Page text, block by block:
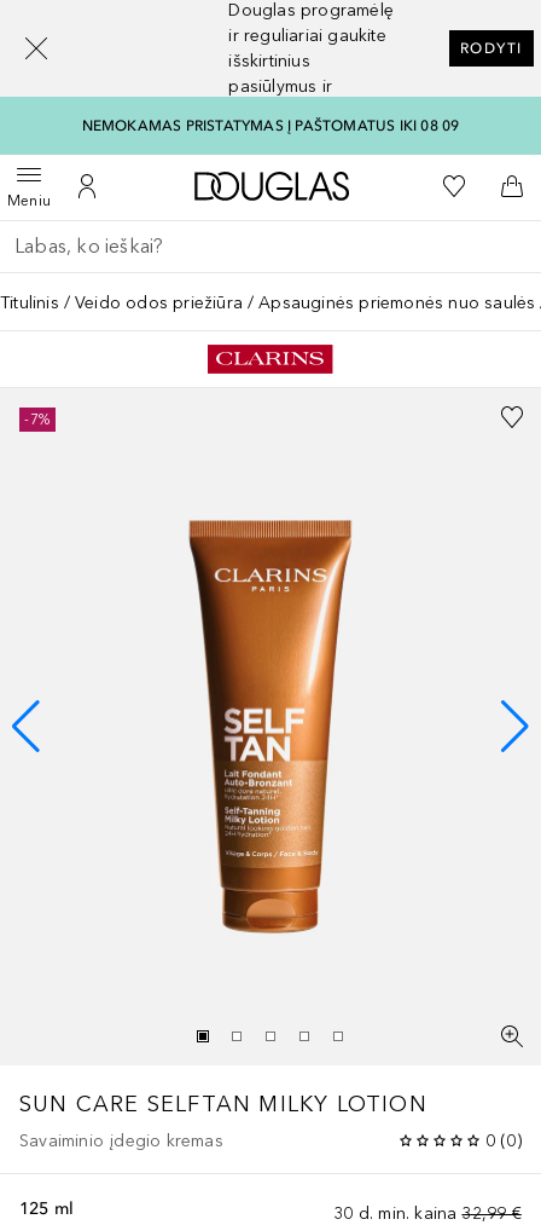
Douglas programėlę
ir reguliariai gaukite
išskirtinius
pasiūlymus ir
RODYTI
NEMOKAMAS PRISTATYMAS Į PAŠTOMATUS IKI 08 09
MeniuAtidaryti meniuĮ mano paskyrą
Į Douglas pagrindinį
Į mano
Į
Grįžk atgal
Vykdykite paiešką
Titulinis Veido odos priežiūra Apsauginės priemonės nuo saulės
-7%
SUN CARE SELFTAN MILKY LOTION
Savaiminio įdegio kremas 0 (0)
30 d. min. kaina 32,99 €
125 ml
[navigation.slideout.screenreader]